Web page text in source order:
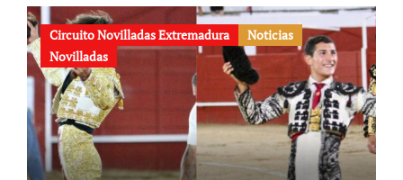
Circuito Novilladas Extremadura
Noticias
Novilladas